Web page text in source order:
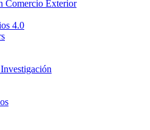
Comercio Exterior
4.0